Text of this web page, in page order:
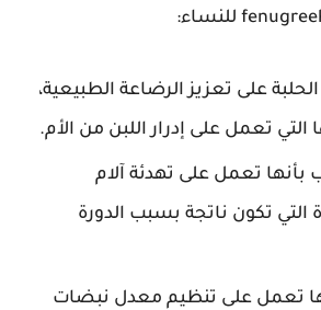
على تعزيز الرضاعة الطبيعية،
تعمل على إدرار اللبن من الأم.
بأنها تعمل على تهدئة آلام
تكون ناتجة بسبب الدورة
تعمل على تنظيم معدل نبضات